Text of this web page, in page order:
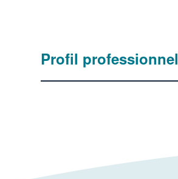
Profil professionnel